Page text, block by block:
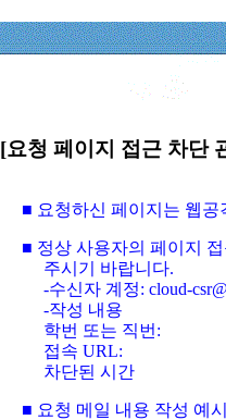
[요청 페이지 접근 차단
■ 요청하신 페이지는 웹
■ 정상 사용자의 페이지
주시기 바랍니다.
-수신자 계정: cloud-
-작성 내용
학번 또는 직번:
접속 URL:
차단된 시간
■ 요청 메일 내용 작성 예시